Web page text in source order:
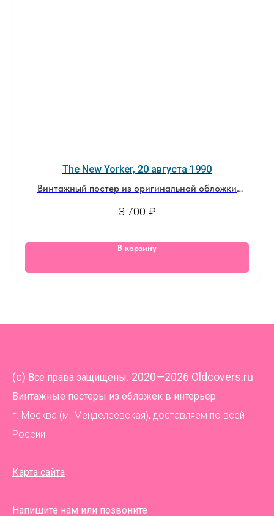
The New Yorker, 20 августа 1990
Винтажный постер из оригинальной обложки
3 700 ₽
В корзину
(c) Все права защищены. 2020—2026 Oldcovers.ru
Винтажные постеры из обложек в интерьер
г. Москва (м. Менделеевская), доставляем по всей
России
Карта сайта
Напишите нам или позвоните